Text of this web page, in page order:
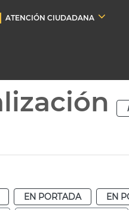
ATENCIÓN CIUDADANA
EN PORTADA
EN